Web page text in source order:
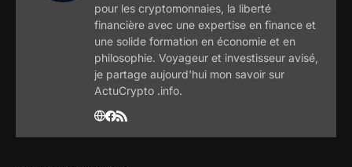
pour les cryptomonnaies, la liberté
financière avec une expertise en finance et
une solide formation en économie et en
philosophie. Voyageur et investisseur avisé,
je partage aujourd'hui mon savoir sur
ActuCrypto .info.